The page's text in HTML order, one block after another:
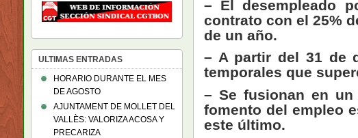
– El desempleado
contrato con el 25%
de un año.
– A partir del 31 de
temporales que
– Se fusionan en
fomento del empleo
este último.
ULTIMAS ENTRADAS
HORARIO DURANTE EL MES
DE AGOSTO
AJUNTAMENT DE MOLLET DEL
VALLÈS: VALORIZA ACOSA Y
PRECARIZA